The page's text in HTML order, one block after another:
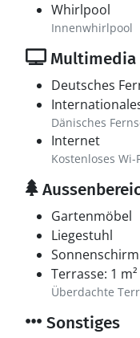
Whirlpool
Innenwhirlpool
Multimedia
Deutsches
Dänisches
Internet
Kostenloses
Gartenmöbel
Liegestuhl
Sonnenschirm
Terrasse: 1 m²
Überdachte
Sonstiges